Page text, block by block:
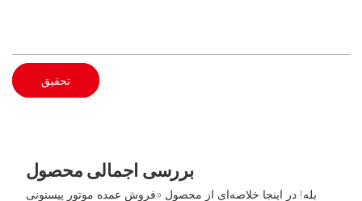
تحقیق
بررسی اجمالی محصول
بله! در اینجا خلاصه‌ای از محصول «فروش عمده موتور پیستونی